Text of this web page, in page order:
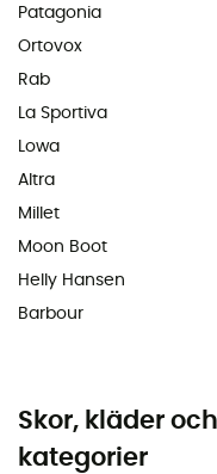
Patagonia
Ortovox
Rab
La Sportiva
Lowa
Altra
Millet
Moon Boot
Helly Hansen
Barbour
Skor, kläder
kategorier